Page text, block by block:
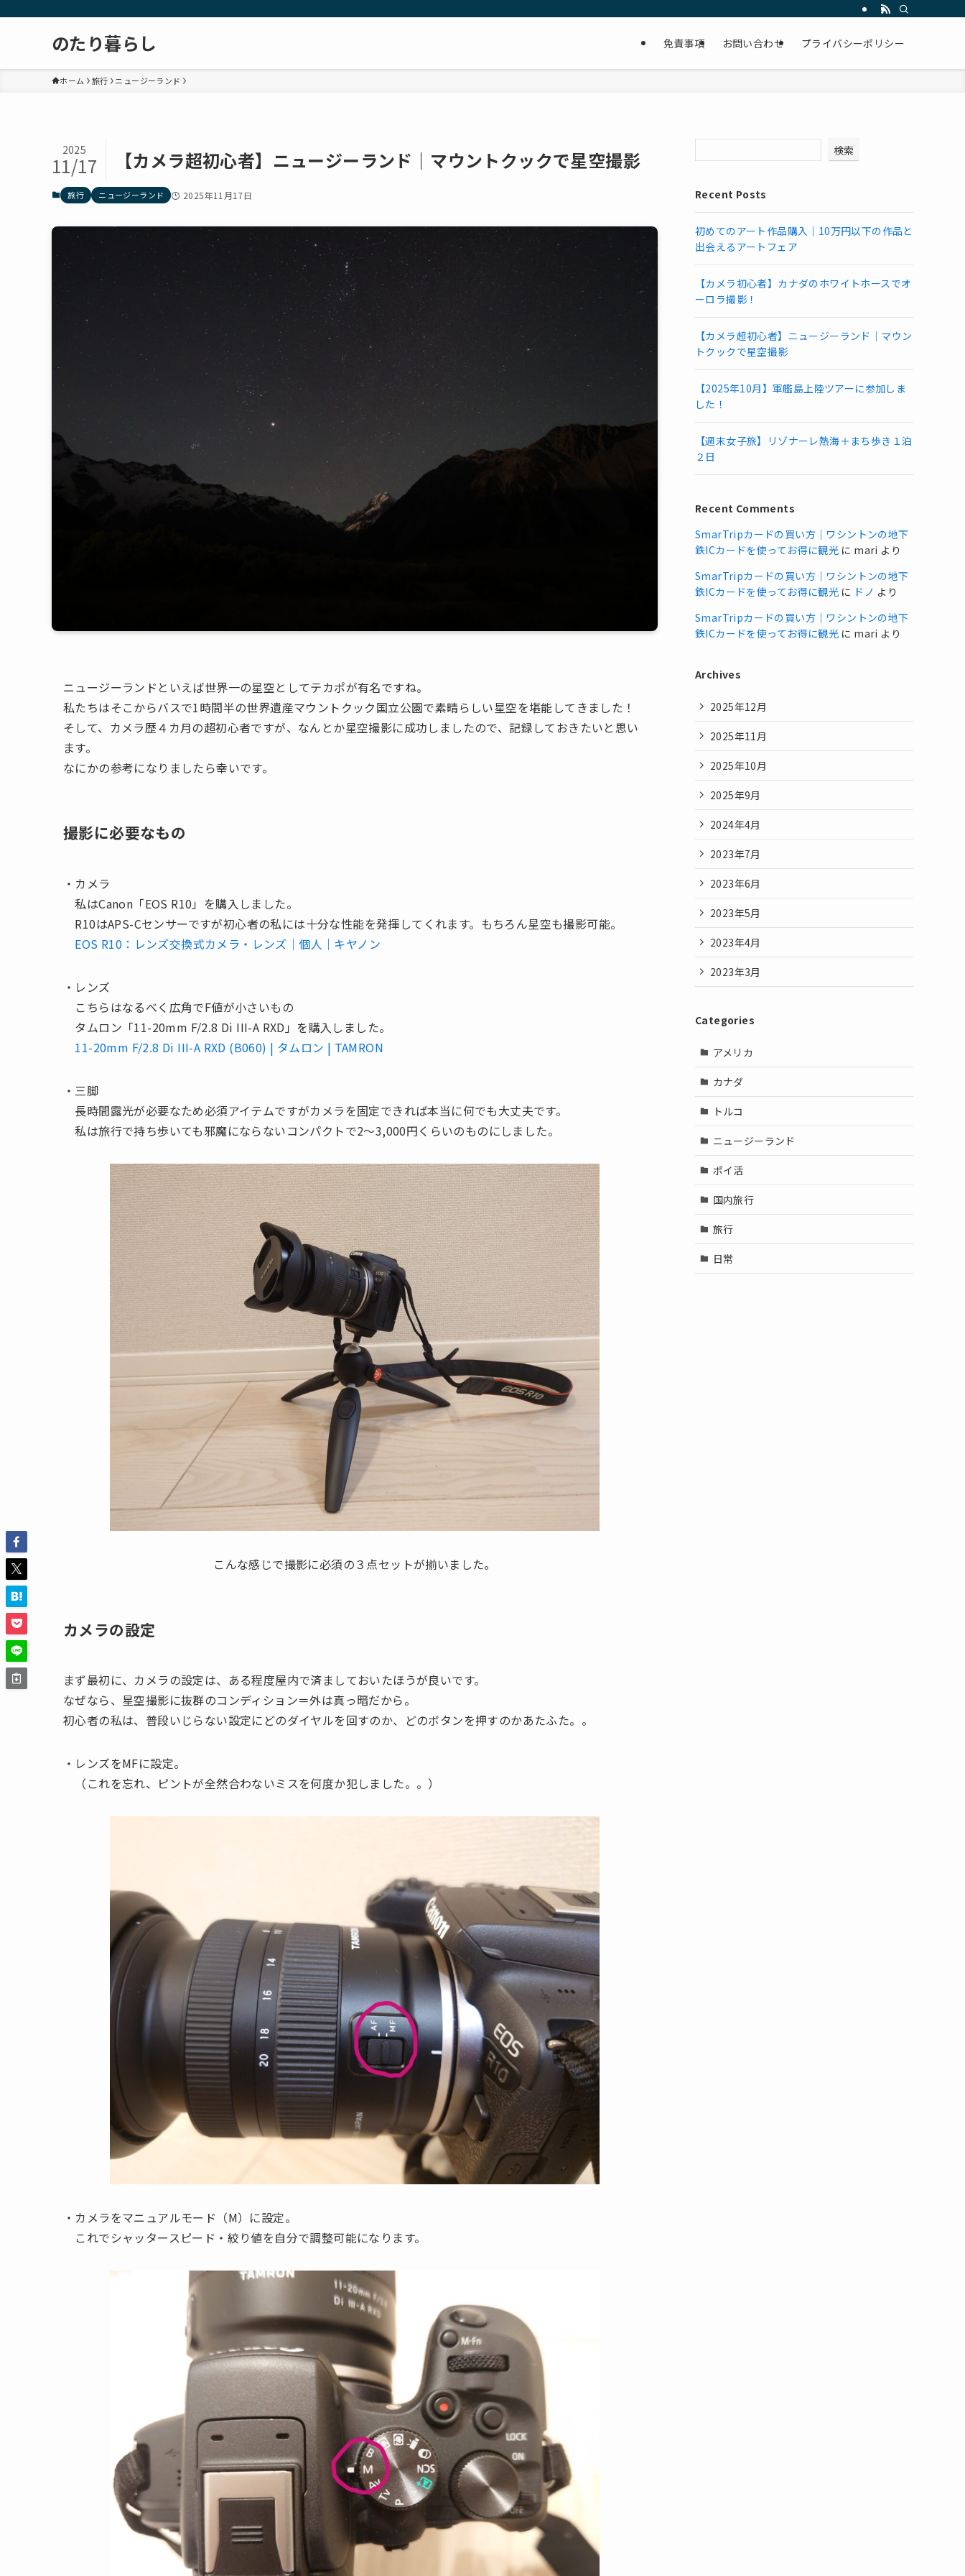
のたり暮らし 免責事項 お問い合わせ プライバシーポリシー
ホーム 旅行 ニュージーランド
【カメラ超初心者】ニュージーランド｜マウントクックで星空撮影
2025
11/17
旅行 ニュージーランド 2025年11月17日
ニュージーランドといえば世界一の星空としてテカポが有名ですね。
私たちはそこからバスで1時間半の世界遺産マウントクック国立公園で素晴らしい星空を堪能してきました！
そして、カメラ歴４カ月の超初心者ですが、なんとか星空撮影に成功しましたので、記録しておきたいと思い
ます。
なにかの参考になりましたら幸いです。
撮影に必要なもの
・カメラ
私はCanon「EOS R10」を購入しました。
R10はAPS-Cセンサーですが初心者の私には十分な性能を発揮してくれます。もちろん星空も撮影可能。
EOS R10：レンズ交換式カメラ・レンズ｜個人｜キヤノン
・レンズ
こちらはなるべく広角でF値が小さいもの
タムロン「11-20mm F/2.8 Di III-A RXD」を購入しました。
11-20mm F/2.8 Di III-A RXD (B060) | タムロン | TAMRON
・三脚
長時間露光が必要なため必須アイテムですがカメラを固定できれば本当に何でも大丈夫です。
私は旅行で持ち歩いても邪魔にならないコンパクトで2～3,000円くらいのものにしました。
こんな感じで撮影に必須の３点セットが揃いました。
カメラの設定
まず最初に、カメラの設定は、ある程度屋内で済ましておいたほうが良いです。
なぜなら、星空撮影に抜群のコンディション＝外は真っ暗だから。
初心者の私は、普段いじらない設定にどのダイヤルを回すのか、どのボタンを押すのかあたふた。。
・レンズをMFに設定。
（これを忘れ、ピントが全然合わないミスを何度か犯しました。。）
・カメラをマニュアルモード（M）に設定。
これでシャッタースピード・絞り値を自分で調整可能になります。
検索
Recent Posts
初めてのアート作品購入｜10万円以下の作品と
出会えるアートフェア
【カメラ初心者】カナダのホワイトホースでオ
ーロラ撮影！
【カメラ超初心者】ニュージーランド｜マウン
トクックで星空撮影
【2025年10月】軍艦島上陸ツアーに参加しま
した！
【週末女子旅】リゾナーレ熱海＋まち歩き１泊
２日
Recent Comments
SmarTripカードの買い方｜ワシントンの地下
鉄ICカードを使ってお得に観光 に mari より
SmarTripカードの買い方｜ワシントンの地下
鉄ICカードを使ってお得に観光 に ドノ より
SmarTripカードの買い方｜ワシントンの地下
鉄ICカードを使ってお得に観光 に mari より
Archives
2025年12月
2025年11月
2025年10月
2025年9月
2024年4月
2023年7月
2023年6月
2023年5月
2023年4月
2023年3月
Categories
アメリカ
カナダ
トルコ
ニュージーランド
ポイ活
国内旅行
旅行
日常